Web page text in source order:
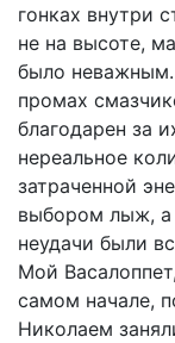
гонках внутри
не на высоте,
было неважным.
промах
благодарен за
нереальное
затраченной
выбором лыж, а
неудачи были
Мой
самом начале,
Николаем